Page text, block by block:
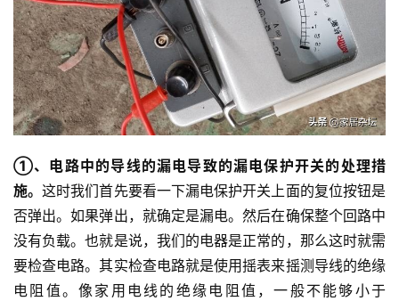
①、电路中的导线的漏电导致的漏电保护开关的处理措
施。这时我们首先要看一下漏电保护开关上面的复位按钮是
否弹出。如果弹出，就确定是漏电。然后在确保整个回路中
没有负载。也就是说，我们的电器是正常的，那么这时就需
要检查电路。其实检查电路就是使用摇表来摇测导线的绝缘
电阻值。像家用电线的绝缘电阻值，一般不能够小于